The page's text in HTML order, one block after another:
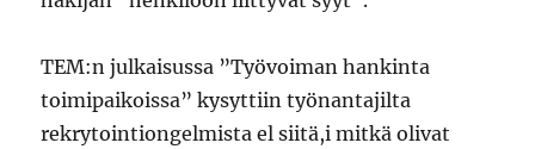
TEM:n julkaisussa ”Työvoiman hankinta
toimipaikoissa” kysyttiin työnantajilta
rekrytointiongelmista el siitä,i mitkä olivat